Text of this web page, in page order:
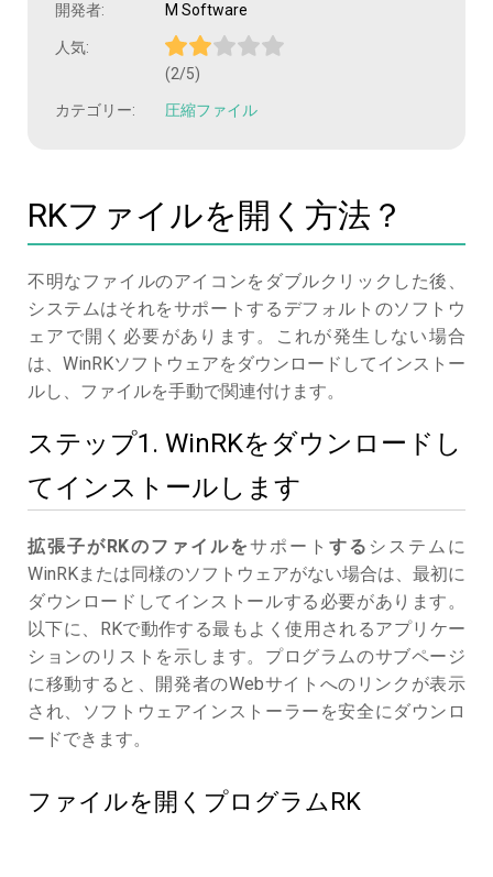
開発者: M Software
人気:
(2/5)
カテゴリー: 圧縮ファイル
RKファイルを開く方法？
不明なファイルのアイコンをダブルクリックした後、
システムはそれをサポートするデフォルトのソフトウ
ェアで開く必要があります。これが発生しない場合
は、WinRKソフトウェアをダウンロードしてインストー
ルし、ファイルを手動で関連付けます。
ステップ1. WinRKをダウンロードし
てインストールします
拡張子がRKのファイルをサポート する システムに
WinRKまたは同様のソフトウェアがない場合は、最初に
ダウンロードしてインストールする必要があります。
以下に、RKで動作する最もよく使用されるアプリケー
ションのリストを示します。プログラムのサブページ
に移動すると、開発者のWebサイトへのリンクが表示
され、ソフトウェアインストーラーを安全にダウンロ
ードできます。
ファイルを開くプログラムRK